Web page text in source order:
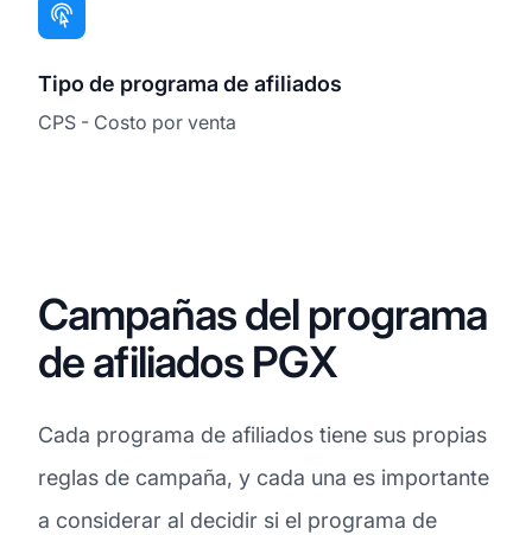
Tipo de programa de afiliados
CPS - Costo por venta
Campañas del programa
de afiliados PGX
Cada programa de afiliados tiene sus propias
reglas de campaña, y cada una es importante
a considerar al decidir si el programa de